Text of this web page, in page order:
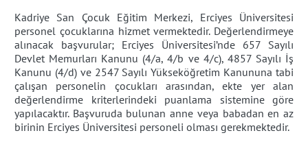
Kadriye San Çocuk Eğitim Merkezi, Erciyes Üniversitesi
personel çocuklarına hizmet vermektedir. Değerlendirmeye
alınacak başvurular; Erciyes Üniversitesi’nde 657 Sayılı
Devlet Memurları Kanunu (4/a, 4/b ve 4/c), 4857 Sayılı İş
Kanunu (4/d) ve 2547 Sayılı Yükseköğretim Kanununa tabi
çalışan personelin çocukları arasından, ekte yer alan
değerlendirme kriterlerindeki puanlama sistemine göre
yapılacaktır. Başvuruda bulunan anne veya babadan en az
birinin Erciyes Üniversitesi personeli olması gerekmektedir.